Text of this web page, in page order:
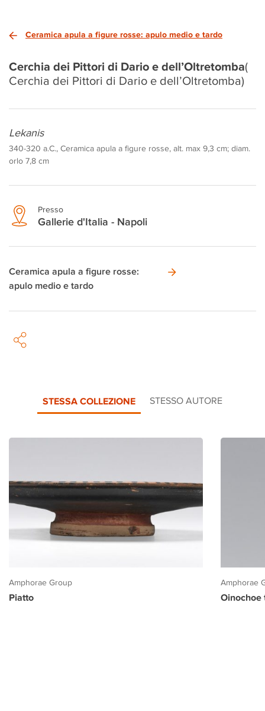
Ceramica apula a figure rosse: apulo medio e tardo
Cerchia dei Pittori di Dario e dell’Oltretomba(
Cerchia dei Pittori di Dario e dell’Oltretomba)
Lekanis
340-320 a.C., Ceramica apula a figure rosse, alt. max 9,3 cm; diam.
orlo 7,8 cm
Presso
Gallerie d'Italia - Napoli
Ceramica apula a figure rosse:
apulo medio e tardo
STESSA COLLEZIONE STESSO AUTORE
Amphorae Group
Piatto
Amphorae
Oinochoe